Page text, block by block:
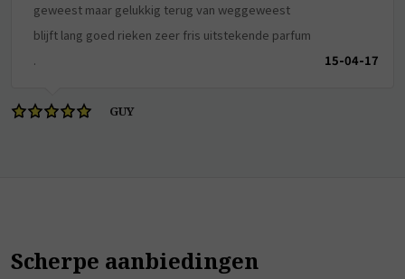
geweest maar gelukkig terug van weggeweest
blijft lang goed rieken zeer fris uitstekende parfum
.
15-04-17
GUY
Scherpe aanbiedingen